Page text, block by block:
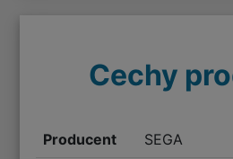
Cechy
Producent SEGA